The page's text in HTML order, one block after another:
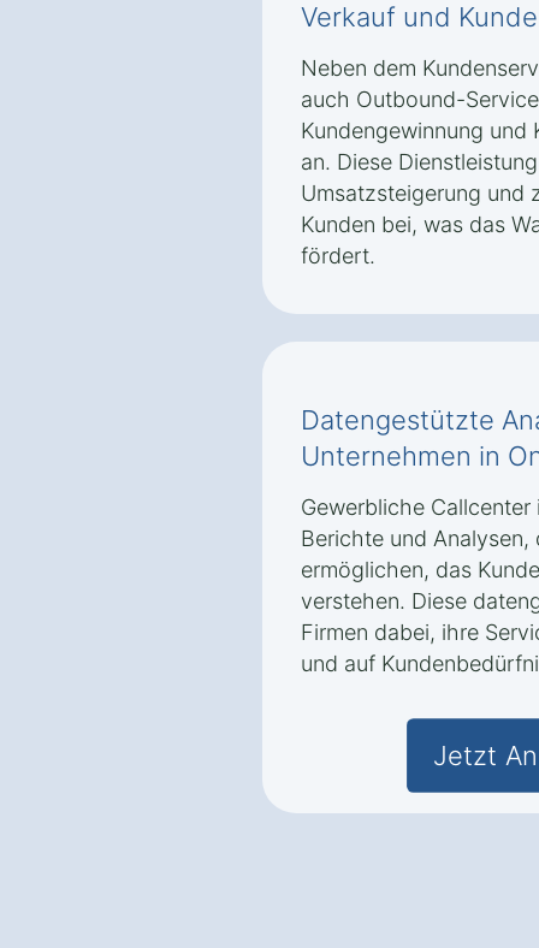
Verkauf und
Neben dem
auch Outbound-
Kundengewinnung und
an. Diese
Umsatzsteigerung und
Kunden bei, was das
fördert.
Datengestützte
Unternehmen in
Gewerbliche
Berichte und Analysen,
ermöglichen, das
verstehen. Diese
Firmen dabei, ihre
und auf
Jetzt